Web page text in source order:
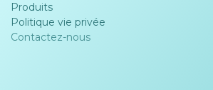
Produits
Politique vie privée​​
Contactez-nous